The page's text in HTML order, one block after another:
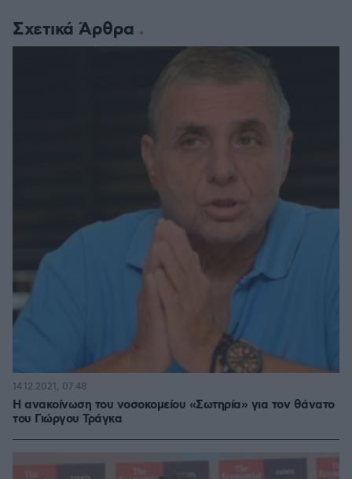
Σχετικά Άρθρα
Η ανακοίνωση του νοσοκομείου «Σωτηρία» για τον θάνατο
του Γιώργου Τράγκα
14.12.2021, 07:48